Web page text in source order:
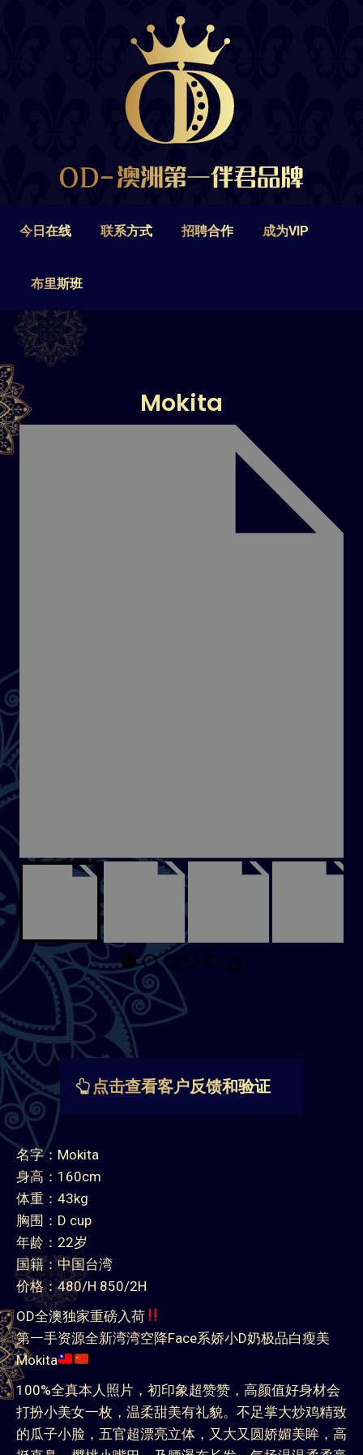
今日在线 联系方式 招聘合作 成为VIP
布里斯班
Mokita
点击查看客户反馈和验证
名字：Mokita
身高：160cm
体重：43kg
胸围：D cup
年龄：22岁
国籍：中国台湾
价格：480/H 850/2H
OD全澳独家重磅入荷
第一手资源全新湾湾空降Face系娇小D奶极品白瘦美
Mokita
100%全真本人照片，初印象超赞赞，高颜值好身材会
打扮小美女一枚，温柔甜美有礼貌。不足掌大炒鸡精致
的瓜子小脸，五官超漂亮立体，又大又圆娇媚美眸，高
联系方式 招聘合作
布里斯班